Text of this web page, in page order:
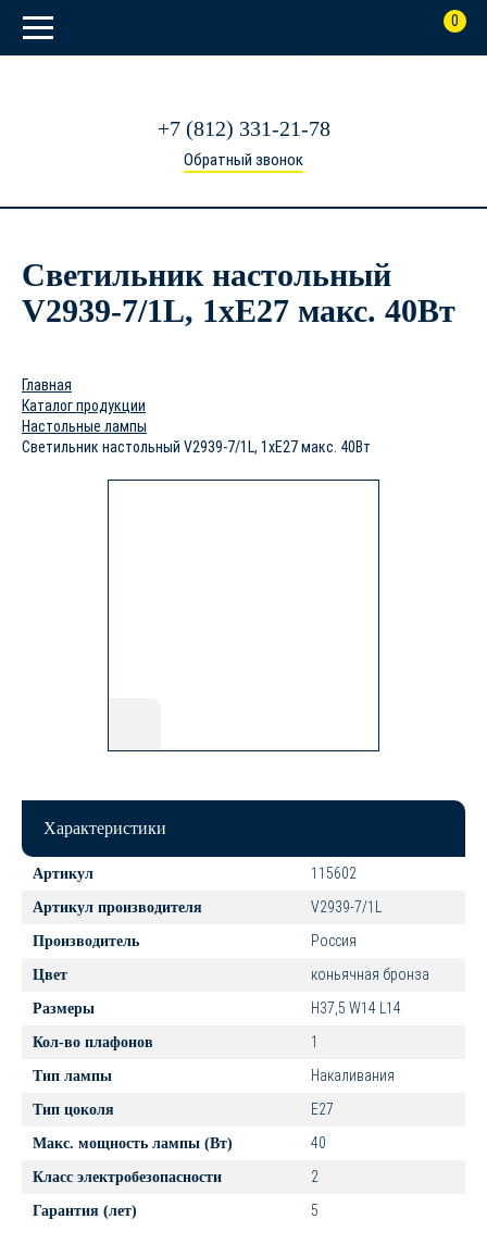
0
+7 (812) 331-21-78
Обратный звонок
Светильник настольный
V2939-7/1L, 1xE27 макс. 40Вт
Главная
Каталог продукции
Настольные лампы
Светильник настольный V2939-7/1L, 1xE27 макс. 40Вт
Характеристики
Артикул 115602
Артикул производителя V2939-7/1L
Производитель Россия
Цвет коньячная бронза
Размеры H37,5 W14 L14
Кол-во плафонов 1
Тип лампы Накаливания
Тип цоколя E27
Макс. мощность лампы (Вт) 40
Класс электробезопасности 2
Гарантия (лет) 5